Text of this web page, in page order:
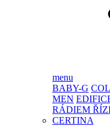
menu
BABY-G
MEN
RÁDIEM
CERTINA